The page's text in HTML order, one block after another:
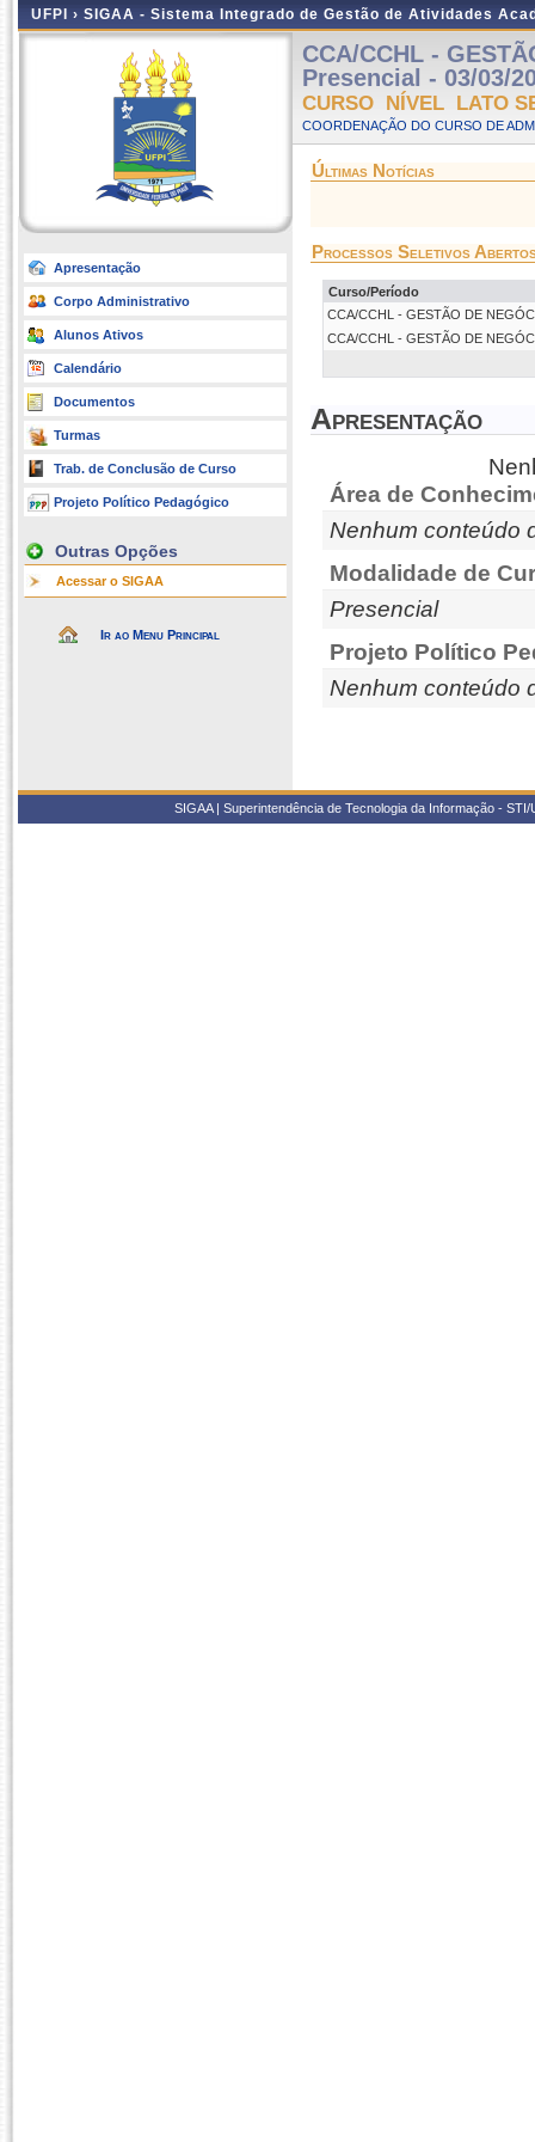
UFPI › SIGAA - Sistema Integrado de Gestão de Atividades
Apresentação
Corpo Administrativo
Alunos Ativos
Calendário
Documentos
Turmas
Trab. de Conclusão de Curso
Projeto Político Pedagógico
Outras Opções
Acessar o SIGAA
Ir ao Menu Principal
CCA/CCHL -
Presencial - 03/03/
CURSO NÍVEL LATO
COORDENAÇÃO DO CURSO DE
Últimas Notícias
Processos Seletivos
Curso/Período
CCA/CCHL - GESTÃO DE
CCA/CCHL - GESTÃO DE
Apresentação
Área de
Nenhum conteúdo
Modalidade de
Presencial
Projeto Político
Nenhum conteúdo
SIGAA | Superintendência de Tecnologia da Informação -